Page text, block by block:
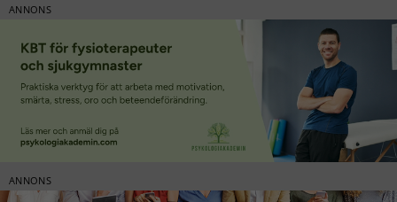
ANNONS
ANNONS